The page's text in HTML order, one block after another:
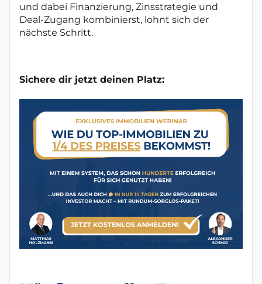
und dabei Finanzierung, Zinsstrategie und
Deal-Zugang kombinierst, lohnt sich der
nächste Schritt.
Sichere dir jetzt deinen Platz: